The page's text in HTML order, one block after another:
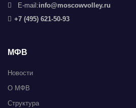
E-mail:info@moscowvolley.ru
+7 (495) 621-50-93
МФВ
Новости
О МФВ
Структура